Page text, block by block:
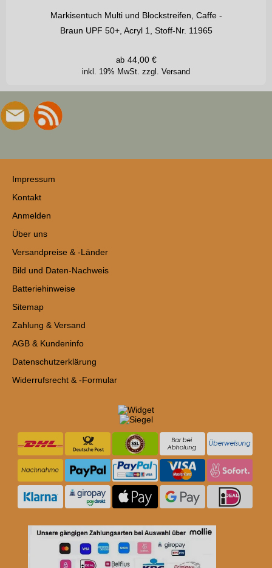
Markisentuch Multi und Blockstreifen, Caffe -
Braun UPF 50+, Acryl 1, Stoff-Nr. 11965
inkl. 19% MwSt. zzgl. Versand
ab 44,00€
Impressum
Kontakt
Anmelden
Über uns
Versandpreise & -Länder
Bild und Daten-Nachweis
Batteriehinweise
Sitemap
Zahlung & Versand
AGB & Kundeninfo
Datenschutzerklärung
Widerrufsrecht & -Formular